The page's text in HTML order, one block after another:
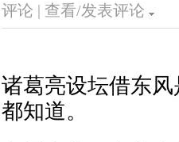
评论 | 查看/发表评论
诸葛亮设坛借东
都知道。